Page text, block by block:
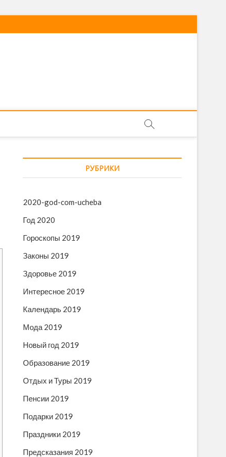
РУБРИКИ
2020-god-com-ucheba
Год 2020
Гороскопы 2019
Законы 2019
Здоровье 2019
Интересное 2019
Календарь 2019
Мода 2019
Новый год 2019
Образование 2019
Отдых и Туры 2019
Пенсии 2019
Подарки 2019
Праздники 2019
Предсказания 2019